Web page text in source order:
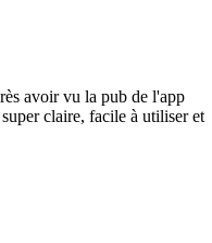
avoir vu la pub de l'app
claire, facile à utiliser et